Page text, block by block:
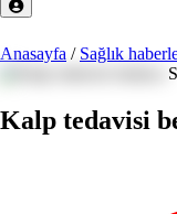
Anasayfa / Sağlık
Kalp tedavisi